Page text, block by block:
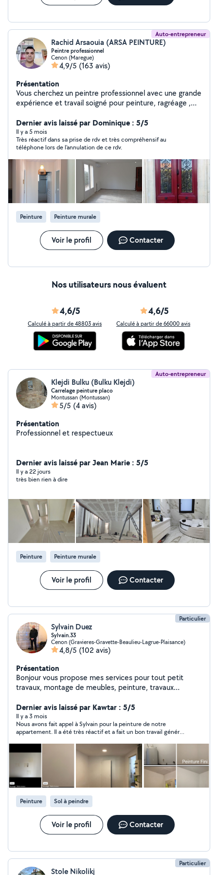
Auto-entrepreneur
Rachid Arsaouia (ARSA PEINTURE)
Peintre professionnel
Cenon (Maregue)
4,9/5 (163 avis)
Présentation
Vous cherchez un peintre professionnel avec une grande
expérience et travail soigné pour peinture, ragréage ,
merci de me contacter
Dernier avis laissé par Dominique : 5/5
Il y a 5 mois
Très réactif dans sa prise de rdv et très compréhensif au
téléphone lors de l'annulation de ce rdv.
Peinture Peinture murale
Voir le profil Contacter
Nos utilisateurs nous évaluent
4,6/5
Calculé à partir de 48803 avis
4,6/5
Calculé à partir de 66000 avis
Auto-entrepreneur
Klejdi Bulku (Bulku Klejdi)
Carrelage peinture placo
Montussan (Montussan)
5/5 (4 avis)
Présentation
Professionnel et respectueux
Dernier avis laissé par Jean Marie : 5/5
Il y a 22 jours
très bien rien à dire
Peinture Peinture murale
Voir le profil Contacter
Particulier
Sylvain Duez
Sylvain.33
Cenon (Gravieres-Gravette-Beaulieu-Lagrue-Plaisance)
4,8/5 (102 avis)
Présentation
Bonjour vous propose mes services pour tout petit
travaux, montage de meubles, peinture, travaux
Dernier avis laissé par Kawtar : 5/5
Il y a 3 mois
Nous avons fait appel à Sylvain pour la peinture de notre
appartement. Il a été très réactif et a fait un bon travail général.
Peinture Sol à peindre
Voir le profil Contacter
Particulier
Stole Nikolikj